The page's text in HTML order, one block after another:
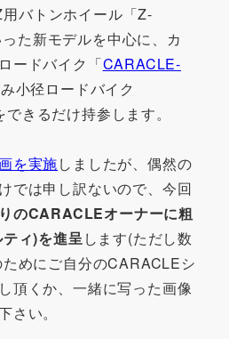
用バトンホイール「Z-
た新モデルを中心に、カ
ードバイク「CARACLE-
小径ロードバイク
できるだけ持参します。
を実施しましたが、偶然の
では申し訳ないので、今回
のCARACLEオーナーに粗
ィ)を進呈します(ただし数
めにご自分のCARACLEシ
頂くか、一緒に写った画像
さい。